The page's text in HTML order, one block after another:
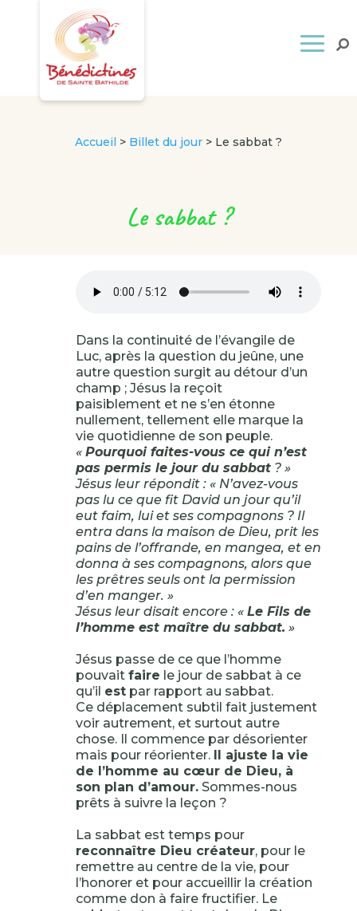
Accueil > Billet du jour> Le sabbat ?
Le sabbat ?
Dans la continuité de l’évangile de
Luc, après la question du jeûne, une
autre question surgit au détour d’un
champ ; Jésus la reçoit
paisiblement et ne s’en étonne
nullement, tellement elle marque la
vie quotidienne de son peuple.
« Pourquoi faites-vous ce qui n’est
pas permis le jour du sabbat? »
Jésus leur répondit : « N’avez-vous
pas lu ce que fit David un jour qu’il
eut faim, lui et ses compagnons ? Il
entra dans la maison de Dieu, prit les
pains de l’offrande, en mangea, et en
donna à ses compagnons, alors que
les prêtres seuls ont la permission
d’en manger. »
Jésus leur disait encore : « Le Fils de
l’homme est maître du sabbat. »
Jésus passe de ce que l’homme
pouvait faire le jour de sabbat à ce
qu’il estpar rapport au sabbat.
Ce déplacement subtil fait justement
voir autrement, et surtout autre
chose. Il commence par désorienter
mais pour réorienter. Il ajuste la vie
de l’homme au cœur de Dieu, à
son plan d’amour.Sommes-nous
prêts à suivre la leçon ?
La sabbat est temps pour
reconnaître Dieu créateur, pour le
remettre au centre de la vie, pour
l’honorer et pour accueillir la création
comme don à faire fructifier. Le